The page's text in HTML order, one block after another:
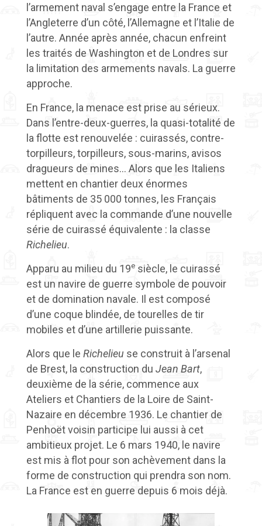
l’armement naval s’engage entre la France et
l’Angleterre d’un côté, l’Allemagne et l’Italie de
l’autre. Année après année, chacun enfreint
les traités de Washington et de Londres sur
la limitation des armements navals. La guerre
approche.
En France, la menace est prise au sérieux.
Dans l’entre-deux-guerres, la quasi-totalité de
la flotte est renouvelée : cuirassés, contre-
torpilleurs, torpilleurs, sous-marins, avisos
dragueurs de mines… Alors que les Italiens
mettent en chantier deux énormes
bâtiments de 35 000 tonnes, les Français
répliquent avec la commande d’une nouvelle
série de cuirassé équivalente : la classe
Richelieu.
Apparu au milieu du 19e siècle, le cuirassé
est un navire de guerre symbole de pouvoir
et de domination navale. Il est composé
d’une coque blindée, de tourelles de tir
mobiles et d’une artillerie puissante.
Alors que le Richelieu se construit à l’arsenal
de Brest, la construction du Jean Bart,
deuxième de la série, commence aux
Ateliers et Chantiers de la Loire de Saint-
Nazaire en décembre 1936. Le chantier de
Penhoët voisin participe lui aussi à cet
ambitieux projet. Le 6 mars 1940, le navire
est mis à flot pour son achèvement dans la
forme de construction qui prendra son nom.
La France est en guerre depuis 6 mois déjà.